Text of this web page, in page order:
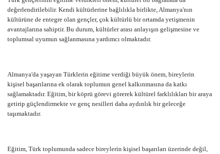
değerlendirilebilir. Kendi kültürlerine bağlılıkla birlikte, Almanya'nın
kültürüne de entegre olan gençler, çok kültürlü bir ortamda yetişmenin
avantajlarına sahiptir. Bu durum, kültürler arası anlayışın gelişmesine ve
toplumsal uyumun sağlanmasına yardımcı olmaktadır.
Almanya'da yaşayan Türklerin eğitime verdiği büyük önem, bireylerin
kişisel başarılarına ek olarak toplumun genel kalkınmasına da katkı
sağlamaktadır. Eğitim, bir köprü görevi görerek kültürel farklılıkları bir araya
getirip güçlendirmekte ve genç nesilleri daha aydınlık bir geleceğe
taşımaktadır.
Eğitim, Türk toplumunda sadece bireylerin kişisel başarıları üzerinde değil,